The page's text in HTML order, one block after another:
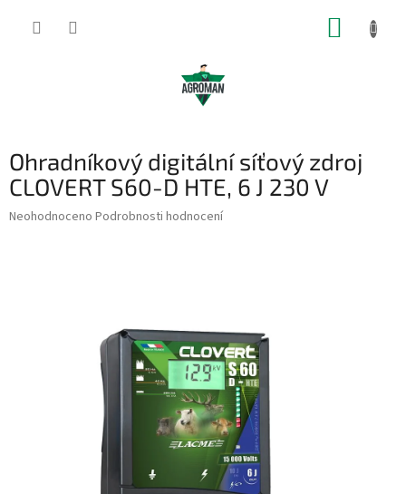
Ohradníkový digitální síťový zdroj
CLOVERT S60-D HTE, 6 J 230 V
Průměrné
Neohodnoceno Podrobnosti hodnocení